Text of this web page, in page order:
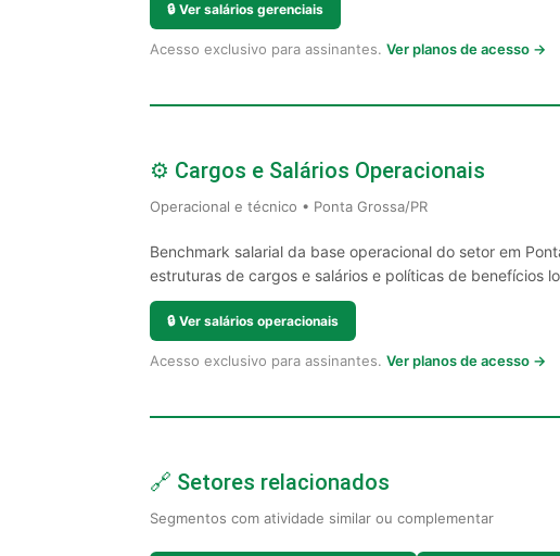
🔒 Ver salários gerenciais
Acesso exclusivo para assinantes. Ver planos de acesso →
⚙️ Cargos e Salários Operacionais
Operacional e técnico • Ponta Grossa/PR
Benchmark salarial da base operacional do setor em
estruturas de cargos e salários e políticas de benefícios
🔒 Ver salários operacionais
Acesso exclusivo para assinantes. Ver planos de acesso →
🔗 Setores relacionados
Segmentos com atividade similar ou complementar